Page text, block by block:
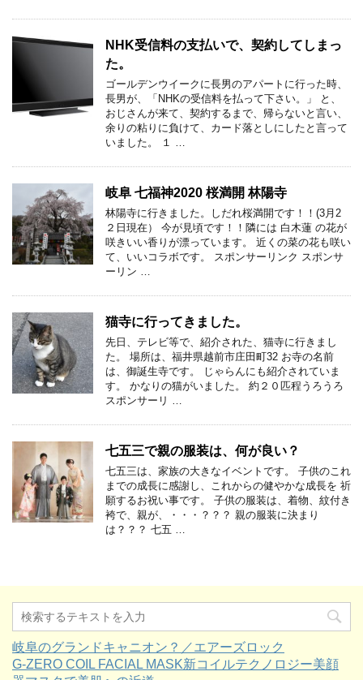
NHK受信料の支払いで、契約してしまっ
た。
ゴールデンウイークに長男のアパートに行った時、
長男が、「NHKの受信料を払って下さい。」 と、
おじさんが来て、契約するまで、帰らないと言い、
余りの粘りに負けて、カード落としにしたと言って
いました。 １ …
岐阜 七福神2020 桜満開 林陽寺
林陽寺に行きました。しだれ桜満開です！！(3月2
２日現在） 今が見頃です！！隣には 白木蓮 の花が
咲きいい香りが漂っています。 近くの菜の花も咲い
て、いいコラボです。 スポンサーリンク スポンサ
ーリン …
猫寺に行ってきました。
先日、テレビ等で、紹介された、猫寺に行きまし
た。 場所は、福井県越前市庄田町32 お寺の名前
は、御誕生寺です。 じゃらんにも紹介されていま
す。 かなりの猫がいました。 約２０匹程うろうろ
スポンサーリ …
七五三で親の服装は、何が良い？
七五三は、家族の大きなイベントです。 子供のこれ
までの成長に感謝し、これからの健やかな成長を 祈
願するお祝い事です。 子供の服装は、着物、紋付き
袴で、親が、・・・？？？ 親の服装に決まり
は？？？ 七五 …
岐阜のグランドキャニオン？／エアーズロック
G-ZERO COIL FACIAL MASK新コイルテクノロジー美顔